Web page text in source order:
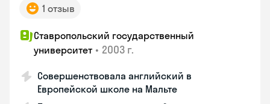
1 отзыв
Ставропольский государственный
университет • 2003 г.
Совершенствовала английский в
Европейской школе на Мальте